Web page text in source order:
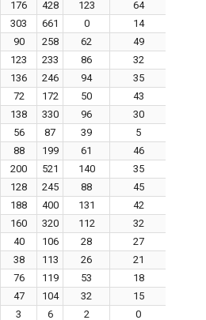
176 428 123 64
303 661 0 14
90 258 62 49
123 233 86 32
136 246 94 35
72 172 50 43
138 330 96 30
56 87 39 5
88 199 61 46
200 521 140 35
128 245 88 45
188 400 131 42
160 320 112 32
40 106 28 27
38 113 26 21
76 119 53 18
47 104 32 15
3 6 2 0